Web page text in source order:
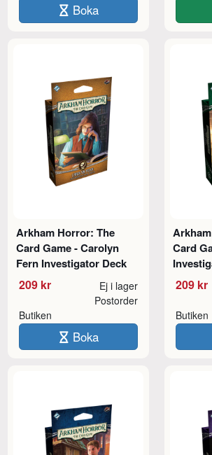
Boka
Arkham Horror: The
Card Game - Carolyn
Fern Investigator Deck
209 kr Ej i lager
Butiken
Postorder
Boka
Card
209 kr
Butiken